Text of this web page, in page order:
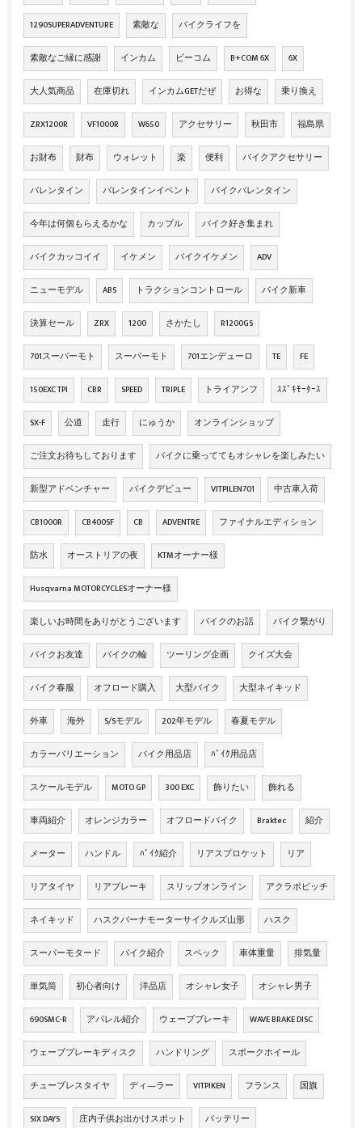
1290SUPERADVENTURE 素敵な バイクライフを
素敵なご縁に感謝 インカム ビーコム B+COM 6X 6X
大人気商品 在庫切れ インカムGETだぜ お得な 乗り換え
ZRX1200R VF1000R W650 アクセサリー 秋田市 福島県
お財布 財布 ウォレット 楽 便利 バイクアクセサリー
バレンタイン バレンタインイベント バイクバレンタイン
今年は何個もらえるかな カップル バイク好き集まれ
バイクカッコイイ イケメン バイクイケメン ADV
ニューモデル ABS トラクションコントロール バイク新車
決算セール ZRX 1200 さかたし R1200GS
701スーパーモト スーパーモト 701エンデューロ TE FE
150EXC TPI CBR SPEED TRIPLE トライアンフ ｽｽﾞｷﾓｰﾀｰｽ
SX-F 公道 走行 にゅうか オンラインショップ
ご注文お待ちしております バイクに乗っててもオシャレを楽しみたい
新型アドベンチャー バイクデビュー VITPILEN701 中古車入荷
CB1000R CB400SF CB ADVENTRE ファイナルエディション
防水 オーストリアの夜 KTMオーナー様
Husqvarna MOTORCYCLESオーナー様
楽しいお時間をありがとうございます バイクのお話 バイク繋がり
バイクお友達 バイクの輪 ツーリング企画 クイズ大会
バイク春服 オフロード購入 大型バイク 大型ネイキッド
外車 海外 S/Sモデル 202年モデル 春夏モデル
カラーバリエーション バイク用品店 ﾊﾞｲｸ用品店
スケールモデル MOTO GP 300 EXC 飾りたい 飾れる
車両紹介 オレンジカラー オフロードバイク Braktec 紹介
メーター ハンドル ﾊﾞｲｸ紹介 リアスプロケット リア
リアタイヤ リアブレーキ スリップオンライン アクラポビッチ
ネイキッド ハスクバーナモーターサイクルズ山形 ハスク
スーパーモタード バイク紹介 スペック 車体重量 排気量
単気筒 初心者向け 洋品店 オシャレ女子 オシャレ男子
690SMC-R アパレル紹介 ウェーブブレーキ WAVE BRAKE DISC
ウェーブブレーキディスク ハンドリング スポークホイール
チューブレスタイヤ ディ―ラー VITPIKEN フランス 国旗
SIX DAYS 庄内子供お出かけスポット バッテリー